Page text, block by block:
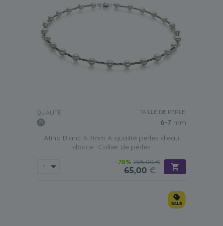
QUALITÉ: TAILLE DE PERLE:
6-7 mm
Atina Blanc 6-7mm A-qualité perles d'eau
douce -Collier de perles
-78% 295,00 €
65,00 €